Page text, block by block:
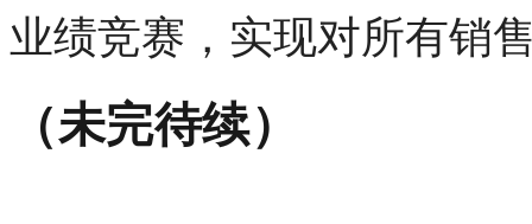
业绩竞赛，实现对所有销
（未完待续）